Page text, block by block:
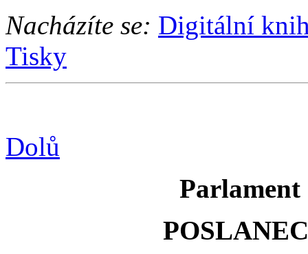
Nacházíte se: Digitální
Tisky
Dolů
Parlament